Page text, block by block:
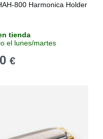
800 Harmonica Holder
tienda
el lunes/martes
€